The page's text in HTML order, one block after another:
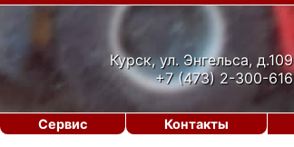
Курск, ул. Энгельса, д.109
+7 (473) 2-300-616
Сервис Контакты